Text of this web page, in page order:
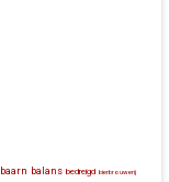
baarn balans bedreigd bierbrouwerij